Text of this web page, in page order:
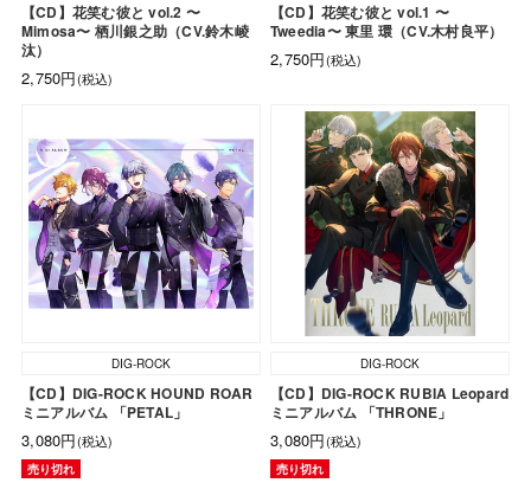
【CD】花笑む彼と vol.2 〜
Mimosa〜 栖川銀之助（CV.鈴木崚
汰）
2,750円(税込)
【CD】花笑む彼と vol.1 〜
Tweedia〜 東里 環（CV.木村良平）
2,750円(税込)
DIG-ROCK
【CD】DIG-ROCK HOUND ROAR
ミニアルバム 「PETAL」
3,080円(税込)
売り切れ
DIG-ROCK
【CD】DIG-ROCK RUBIA Leopard
ミニアルバム 「THRONE」
3,080円(税込)
売り切れ